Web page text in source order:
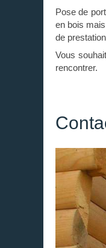
Pose de
en bois
de
Vous
rencontrer.